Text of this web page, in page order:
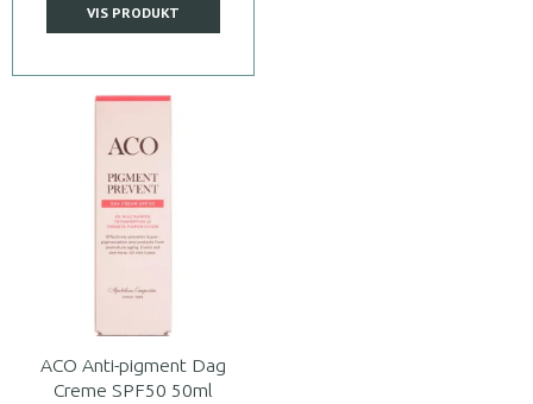
VIS PRODUKT
ACO Anti-pigment Dag
Creme SPF50 50ml